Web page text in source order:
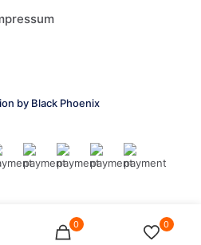
by Black Phoenix
0 0